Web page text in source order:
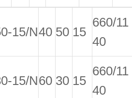
15/N40 50 15
660/11
40
15/N60 30 15
660/11
40